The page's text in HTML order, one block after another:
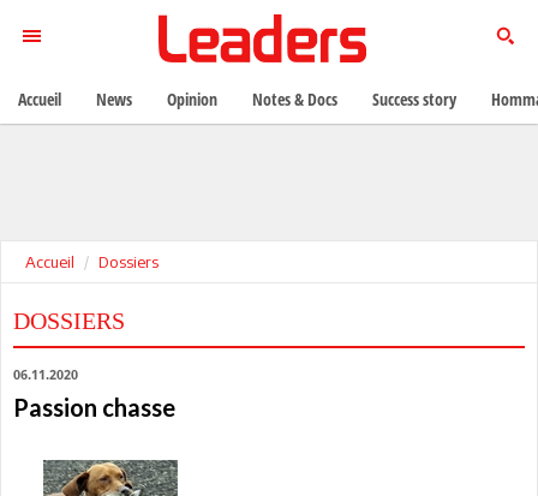
Accueil Dossiers
DOSSIERS
06.11.2020
Passion chasse
Accueil News Opinion Notes & Docs Success story